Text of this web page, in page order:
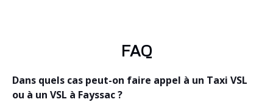
FAQ
Dans quels cas peut-on faire appel à un Taxi VSL
ou à un VSL à Fayssac ?